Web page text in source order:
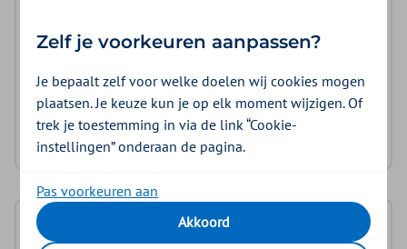
voor u gelden.
Log in met DigiD
Geen DigiD? Vraag aan
Basisverzekering
geen vergoeding
Zelf je voorkeuren aanpassen?
Je bepaalt zelf voor welke doelen wij cookies mogen
plaatsen. Je keuze kun je op elk moment wijzigen. Of
trek je toestemming in via de link “Cookie-
instellingen” onderaan de pagina.
Pas voorkeuren aan
Akkoord